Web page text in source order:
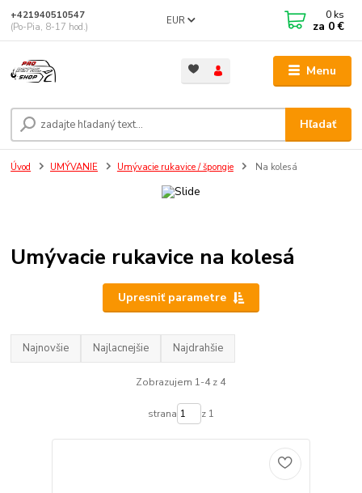
Menu
EUR
Hľadať
+421940510547
(Po-Pia, 8-17 hod.)
0 ks
za 0 €
Úvod UMÝVANIE Umývacie rukavice / špongie Na kolesá
Umývacie rukavice na kolesá
Upresniť parametre
Najnovšie Najlacnejšie Najdrahšie
Zobrazujem 1-4 z 4
strana z 1